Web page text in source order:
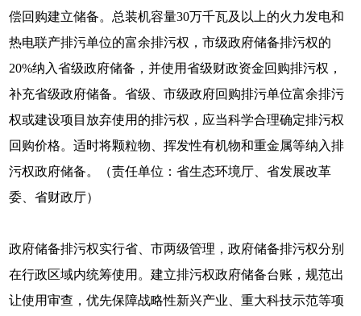
偿回购建立储备。总装机容量30万千瓦及以上的火力发电和
热电联产排污单位的富余排污权，市级政府储备排污权的
20%纳入省级政府储备，并使用省级财政资金回购排污权，
补充省级政府储备。省级、市级政府回购排污单位富余排污
权或建设项目放弃使用的排污权，应当科学合理确定排污权
回购价格。适时将颗粒物、挥发性有机物和重金属等纳入排
污权政府储备。（责任单位：省生态环境厅、省发展改革
委、省财政厅）
政府储备排污权实行省、市两级管理，政府储备排污权分别
在行政区域内统筹使用。建立排污权政府储备台账，规范出
让使用审查，优先保障战略性新兴产业、重大科技示范等项